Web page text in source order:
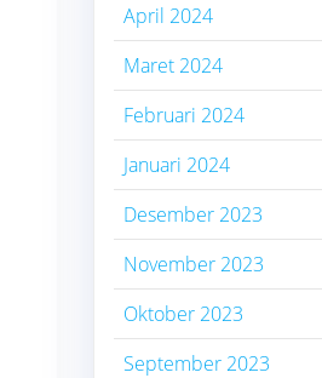
April 2024
Maret 2024
Februari 2024
Januari 2024
Desember 2023
November 2023
Oktober 2023
September 2023